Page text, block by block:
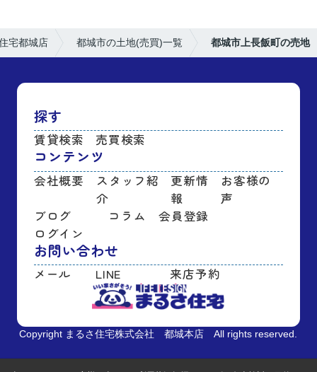
宅都城店 都城市の土地(売買)一覧 都城市上長飯町の売地
探す
賃貸検索 売買検索
コンテンツ
会社概要
スタッフ紹
介
更新情
報
お客様の
声
ブログ
コラム
会員登録
ログイン
お問い合わせ
メール LINE 来店予約
Copyright まるさ住宅株式会社 都城本店 All rights reserved.